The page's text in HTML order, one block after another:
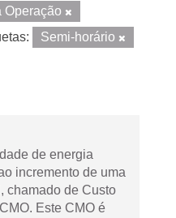
Operação
Semi-horário
de energia
incremento de uma
chamado de Custo
Este CMO é